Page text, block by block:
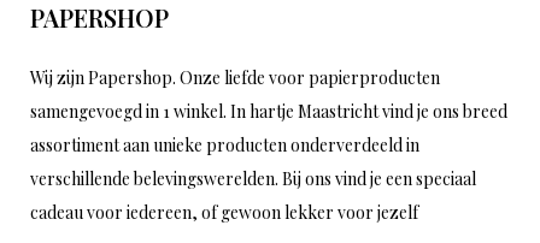
PAPERSHOP
Wij zijn Papershop. Onze liefde voor papierproducten
samengevoegd in 1 winkel. In hartje Maastricht vind je ons breed
assortiment aan unieke producten onderverdeeld in
verschillende belevingswerelden. Bij ons vind je een speciaal
cadeau voor iedereen, of gewoon lekker voor jezelf